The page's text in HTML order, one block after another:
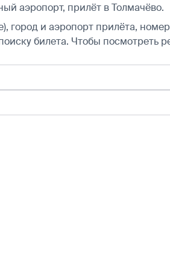
аэропорт, прилёт в Толмачёво.
город и аэропорт прилёта,
билета. Чтобы посмотреть